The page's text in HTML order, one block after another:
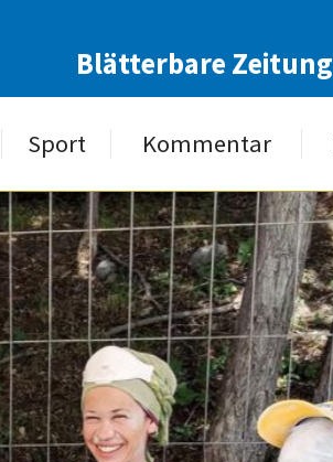
Blätterbare Zeitung
Sport Kommentar